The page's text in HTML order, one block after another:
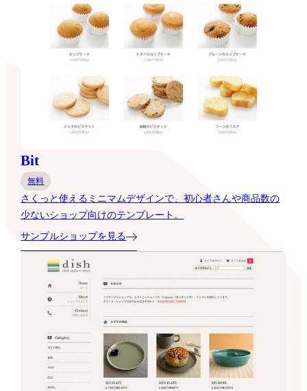
Bit
無料
さくっと使えるミニマムデザインで、初心者さんや商品数の
少ないショップ向けのテンプレート。
サンプルショップを見る